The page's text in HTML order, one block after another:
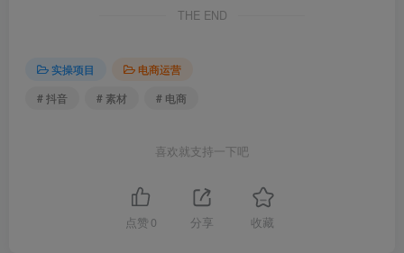
THE END
实操项目
电商运营
# 抖音
# 素材 # 电商
喜欢就支持一下吧
点赞 0 分享 收藏